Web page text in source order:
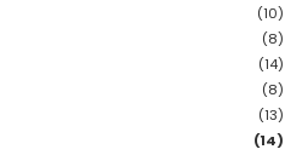
(10)
(8)
(14)
(8)
(13)
(14)